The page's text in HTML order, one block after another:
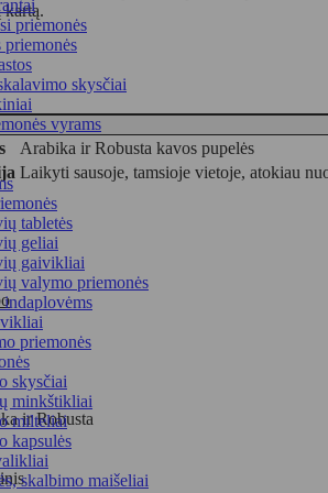
priemonės
skysčiai
vyrams
tabletės
geliai
gaivikliai
valymo priemonės
priemonės
skysčiai
minkštikliai
milteliai
kapsulės
skalbimo maišeliai
kartą.
Arabika ir Robusta kavos pupelės
Laikyti sausoje, tamsioje vietoje, atokiau
ir Robusta